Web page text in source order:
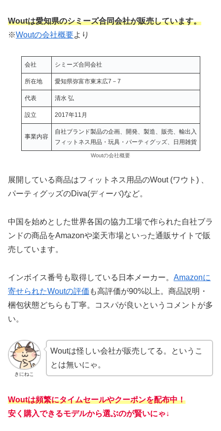
Woutは愛知県のシミーズ合同会社が販売しています。
※Woutの会社概要より
会社 シミーズ合同会社
所在地 愛知県弥富市東末広7－7
代表 清水 弘
設立 2017年11月
事業内容
自社ブランド製品の企画、開発、製造、販売、輸出入
フィットネス用品・玩具・パーティグッズ、日用雑貨
Woutの会社概要
展開している商品はフィットネス用品のWout (ワウト) 、
パーティグッズのDiva(ディーバ)など。
中国を始めとした世界各国の協力工場で作られた自社ブラ
ンドの商品をAmazonや楽天市場といった通販サイトで販
売しています。
インボイス番号も取得している日本メーカー。 Amazonに
寄せられたWoutの評価 も高評価が90%以上。商品説明・
梱包状態どちらも丁寧。コスパが良いというコメントが多
い。
きにねこ
Woutは怪しい会社が販売してる。というこ
とは無いにゃ。
Woutは頻繁にタイムセールやクーポンを配布中！
安く購入できるモデルから選ぶのが賢いにゃ↓